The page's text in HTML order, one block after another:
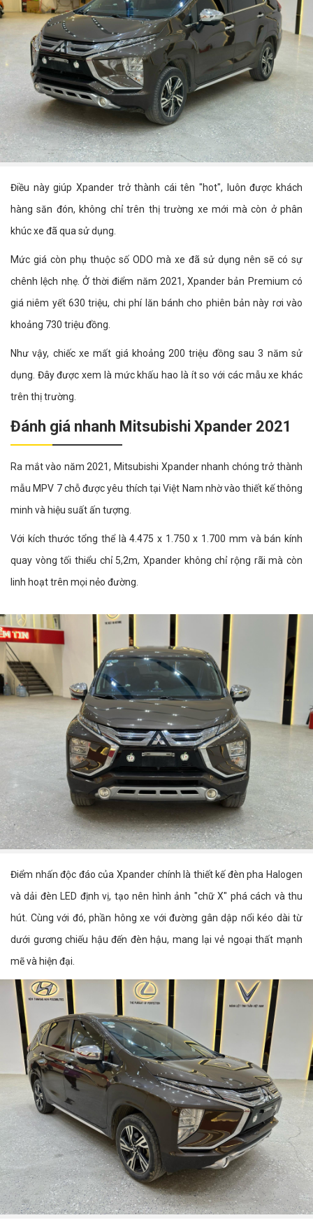
Điều này giúp Xpander trở thành cái tên "hot", luôn được khách
hàng săn đón, không chỉ trên thị trường xe mới mà còn ở phân
khúc xe đã qua sử dụng.
Mức giá còn phụ thuộc số ODO mà xe đã sử dụng nên sẽ có sự
chênh lệch nhẹ. Ở thời điểm năm 2021, Xpander bản Premium có
giá niêm yết ​630 triệu, chi phí lăn bánh cho phiên bản này rơi vào
khoảng 730 triệu đồng.
Như vậy, chiếc xe mất giá khoảng 200 triệu đồng sau 3 năm sử
dụng. Đây được xem là mức khấu hao là ít so với các mẫu xe khác
trên thị trường.
Đánh giá nhanh Mitsubishi Xpander 2021
Ra mắt vào năm 2021, Mitsubishi Xpander nhanh chóng trở thành
mẫu MPV 7 chỗ được yêu thích tại Việt Nam nhờ vào thiết kế thông
minh và hiệu suất ấn tượng.
Với kích thước tổng thể là 4.475 x 1.750 x 1.700 mm và bán kính
quay vòng tối thiểu chỉ 5,2m, Xpander không chỉ rộng rãi mà còn
linh hoạt trên mọi nẻo đường.
Điểm nhấn độc đáo của Xpander chính là thiết kế đèn pha Halogen
và dải đèn LED định vị, tạo nên hình ảnh "chữ X" phá cách và thu
hút. Cùng với đó, phần hông xe với đường gân dập nổi kéo dài từ
dưới gương chiếu hậu đến đèn hậu, mang lại vẻ ngoại thất mạnh
mẽ và hiện đại.